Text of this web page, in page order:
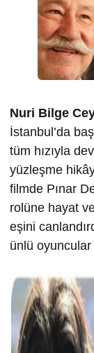
Nuri Bilge
İstanbul’da
tüm hızıyla
yüzleşme
filmde Pınar
rolüne hayat
eşini
ünlü oyuncular